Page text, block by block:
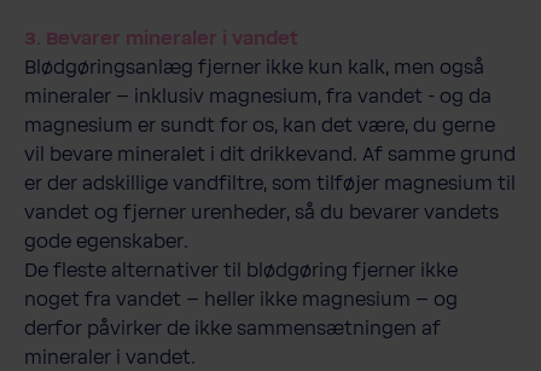
3. Bevarer mineraler i vandet
Blødgøringsanlæg fjerner ikke kun kalk, men også
mineraler – inklusiv magnesium, fra vandet - og da
magnesium er sundt for os, kan det være, du gerne
vil bevare mineralet i dit drikkevand. Af samme grund
er der adskillige vandfiltre, som tilføjer magnesium til
vandet og fjerner urenheder, så du bevarer vandets
gode egenskaber.
De fleste alternativer til blødgøring fjerner ikke
noget fra vandet – heller ikke magnesium – og
derfor påvirker de ikke sammensætningen af
mineraler i vandet.